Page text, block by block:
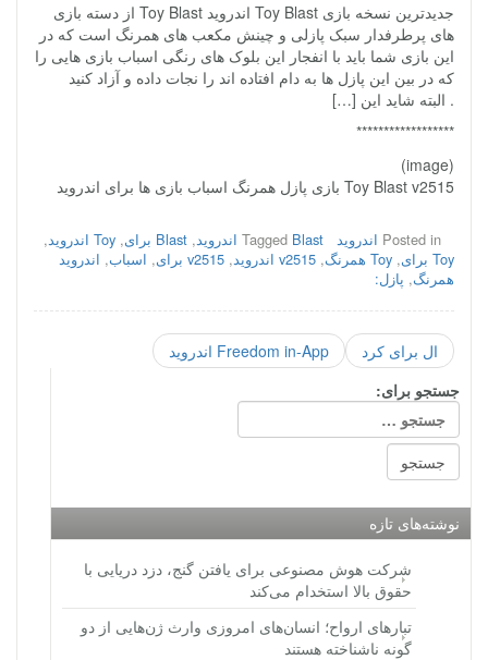
جدیدترین نسخه بازی Toy Blast اندروید Toy Blast از دسته بازی
های پرطرفدار سبک پازلی و چینش مکعب های همرنگ است که در
این بازی شما باید با انفجار این بلوک های رنگی اسباب بازی هایی را
که در بین این پازل ها به دام افتاده اند را نجات داده و آزاد کنید
. البته شاید این […]
******************
(image)
Toy Blast v2515 بازی پازل همرنگ اسباب بازی ها برای اندروید
Posted in اندروید Tagged Blast اندروید , Blast برای , Toy اندروید
,
Toy برای
, Toy همرنگ , v2515 اندروید , v2515 برای , اسباب, اندروید
همرنگ, پازل:
Freedom in-App اندروید
ال برای کرد
جستجو برای:
نوشته‌های تازه
شرکت هوش مصنوعی برای یافتن گنج، دزد دریایی با
حقوق بالا استخدام می‌کند
تبارهای ارواح؛ انسان‌های امروزی وارث ژن‌هایی از دو
گونه ناشناخته هستند